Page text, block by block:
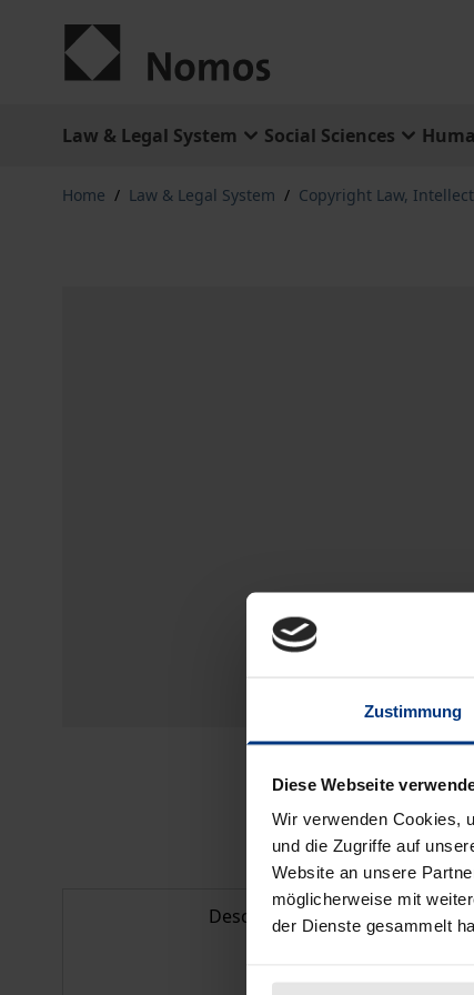
Zustimmung
Diese Webseite
Wir verwenden Cookies,
und die Zugriffe auf
Website an unsere
möglicherweise mit
der Dienste gesammelt
Law & Legal System Social Sciences
Home / Law & Legal System / Copyright Law,
Description